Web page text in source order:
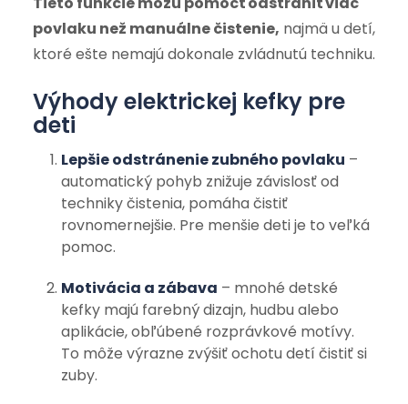
povlaku než manuálne čistenie, najmä u detí,
ktoré ešte nemajú dokonale zvládnutú techniku.
Výhody elektrickej kefky pre
deti
Lepšie odstránenie zubného povlaku –
automatický pohyb znižuje závislosť od
techniky čistenia, pomáha čistiť
rovnomernejšie. Pre menšie deti je to veľká
pomoc.
Motivácia a zábava – mnohé detské
kefky majú farebný dizajn, hudbu alebo
aplikácie, obľúbené rozprávkové motívy.
To môže výrazne zvýšiť ochotu detí čistiť si
zuby.